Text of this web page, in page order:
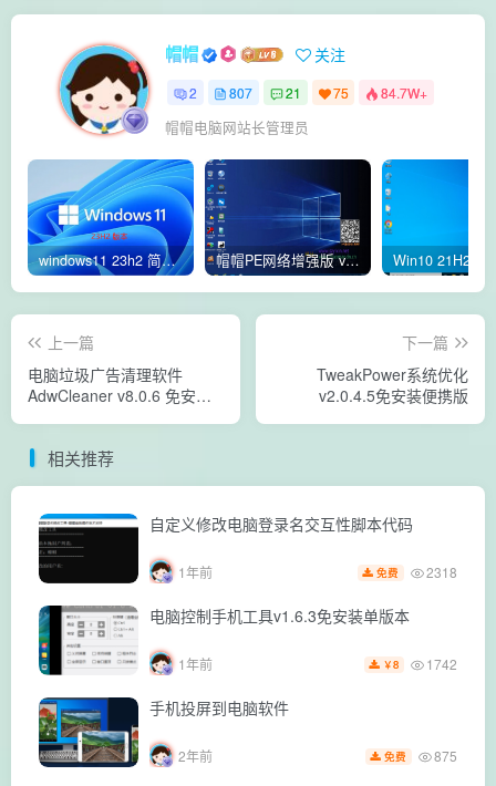
帽帽 关注
2 807 21 75 84.7W+
帽帽电脑网站长管理员
windows11 23h2 简体中文版64位 正式版 帽帽PE网络增强版 v2.4版本
上一篇
电脑垃圾广告清理软件
AdwCleaner v8.0.6 免安装
下一篇
TweakPower系统优化
v2.0.4.5免安装便携版
相关推荐
自定义修改电脑登录名交互性脚本代码
1年前 免费 2318
电脑控制手机工具v1.6.3免安装单版本
1年前 ￥8 1742
手机投屏到电脑软件
2年前 免费 875